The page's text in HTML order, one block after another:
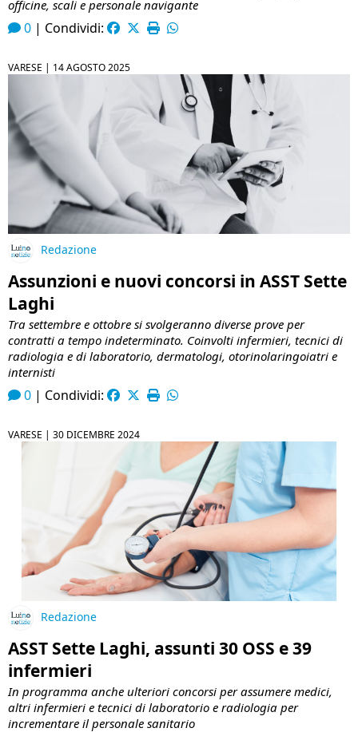
officine, scali e personale navigante
0 | Condividi:
VARESE | 14 AGOSTO 2025
Redazione
Assunzioni e nuovi concorsi in ASST Sette
Laghi
Tra settembre e ottobre si svolgeranno diverse prove per
contratti a tempo indeterminato. Coinvolti infermieri, tecnici di
radiologia e di laboratorio, dermatologi, otorinolaringoiatri e
internisti
0 | Condividi:
VARESE | 30 DICEMBRE 2024
Redazione
ASST Sette Laghi, assunti 30 OSS e 39
infermieri
In programma anche ulteriori concorsi per assumere medici,
altri infermieri e tecnici di laboratorio e radiologia per
incrementare il personale sanitario